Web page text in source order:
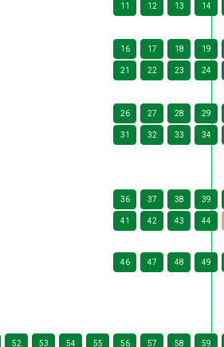
11 12 13 14
16 17 18 19
21 22 23 24
26 27 28 29
31 32 33 34
36 37 38 39
41 42 43 44
46 47 48 49
52 53 54 55 56 57 58 59